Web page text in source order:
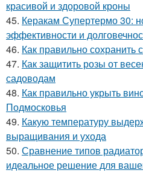
красивой и здоровой кроны
45. Керакам Супертермо 30:
эффективности и
46. Как правильно сохранить
47. Как защитить розы от
садоводам
48. Как правильно укрыть
Подмосковья
49. Какую температуру
выращивания и ухода
50. Сравнение типов
идеальное решение для